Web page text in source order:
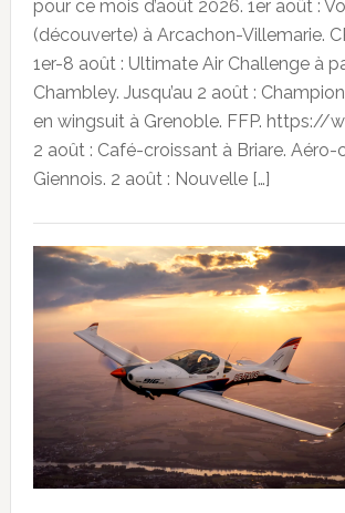
pour ce mois d’août 2026. 1er août :
(découverte) à Arcachon-Villemarie.
1er-8 août : Ultimate Air Challenge à
Chambley. Jusqu’au 2 août :
en wingsuit à Grenoble. FFP. https://
2 août : Café-croissant à Briare. Aéro-
Giennois. 2 août : Nouvelle […]